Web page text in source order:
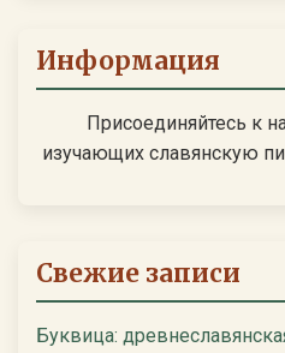
Информация
Присоединяйтесь к
изучающих славянскую
Свежие записи
Буквица: